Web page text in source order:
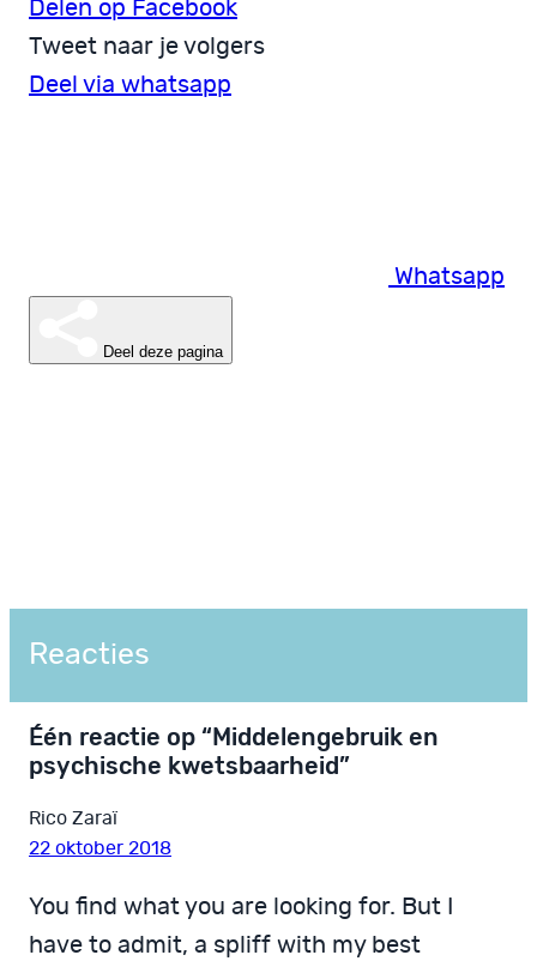
Delen op Facebook
Tweet naar je volgers
Deel via whatsapp
Whatsapp
Deel deze pagina
Reacties
Één reactie op “Middelengebruik en
psychische kwetsbaarheid”
Rico Zaraï
22 oktober 2018
You find what you are looking for. But I
have to admit, a spliff with my best